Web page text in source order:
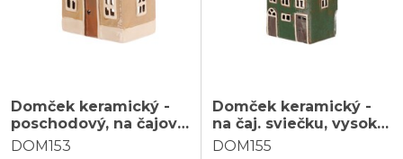
Domček keramický -
poschodový, na čajovú
sviečku, hnedý
DOM153
Domček keramický -
na čaj. sviečku, vysoký,
poschodový, zelený
DOM155